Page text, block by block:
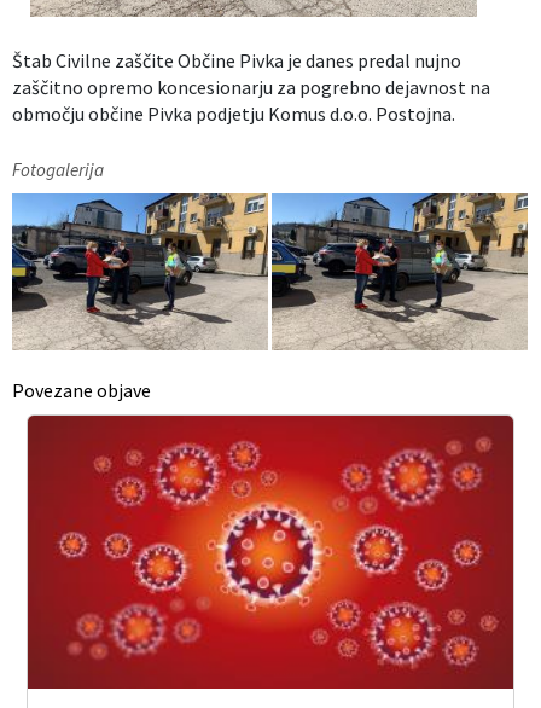
Štab Civilne zaščite Občine Pivka je danes predal nujno
zaščitno opremo koncesionarju za pogrebno dejavnost na
območju občine Pivka podjetju Komus d.o.o. Postojna.
Fotogalerija
Povezane objave
Kultura, šport in turizem
Skupna občinska uprava